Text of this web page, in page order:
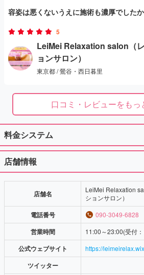
ではありませんが、施術を受ける際に大
ありませんでした。部屋に設置されてい
イプで、体の支えがしっかりしている印象
【施術コースと料金】
今回は「ノックユーンコース」を選択し
で、割引を適用してもらい12,000円で利
で受けられる内容としては十分に満足で
を受けられるのが良かったです。
施術は、指圧というよりもリンパマッサ
疲れた体をじっくりとほぐしてくれるも
で、心地よいリラクゼーションを楽しむこ
【お店の混雑状況】
平日の昼間に訪れましたが、30分おきく
が来店しており、予約の電話も何度か鳴
あることが伺えます。そのため、確実に
に予約をしておくことをお勧めします。
【総評】
駅からのアクセスが良く、リニューアル
に施術を受けることができました。施術
格に見合ったサービスだと感じました。
容姿は悪くないうえに施術も濃厚でした
はイマイチとか偉そうにほざきつつ、終
ちゃいました(汗)
5
LeiMei Relaxation salon（
ョンサロン）
東京都 / 鶯谷・西日暮里
口コミ・レビューをもっ
料金システム
店舗情報
店舗名
LeiMei Relaxation
ションサロン）
電話番号 090-3049-6828
営業時間 11:00～23:00(受付
公式ウェブサイト https://
ツイッター